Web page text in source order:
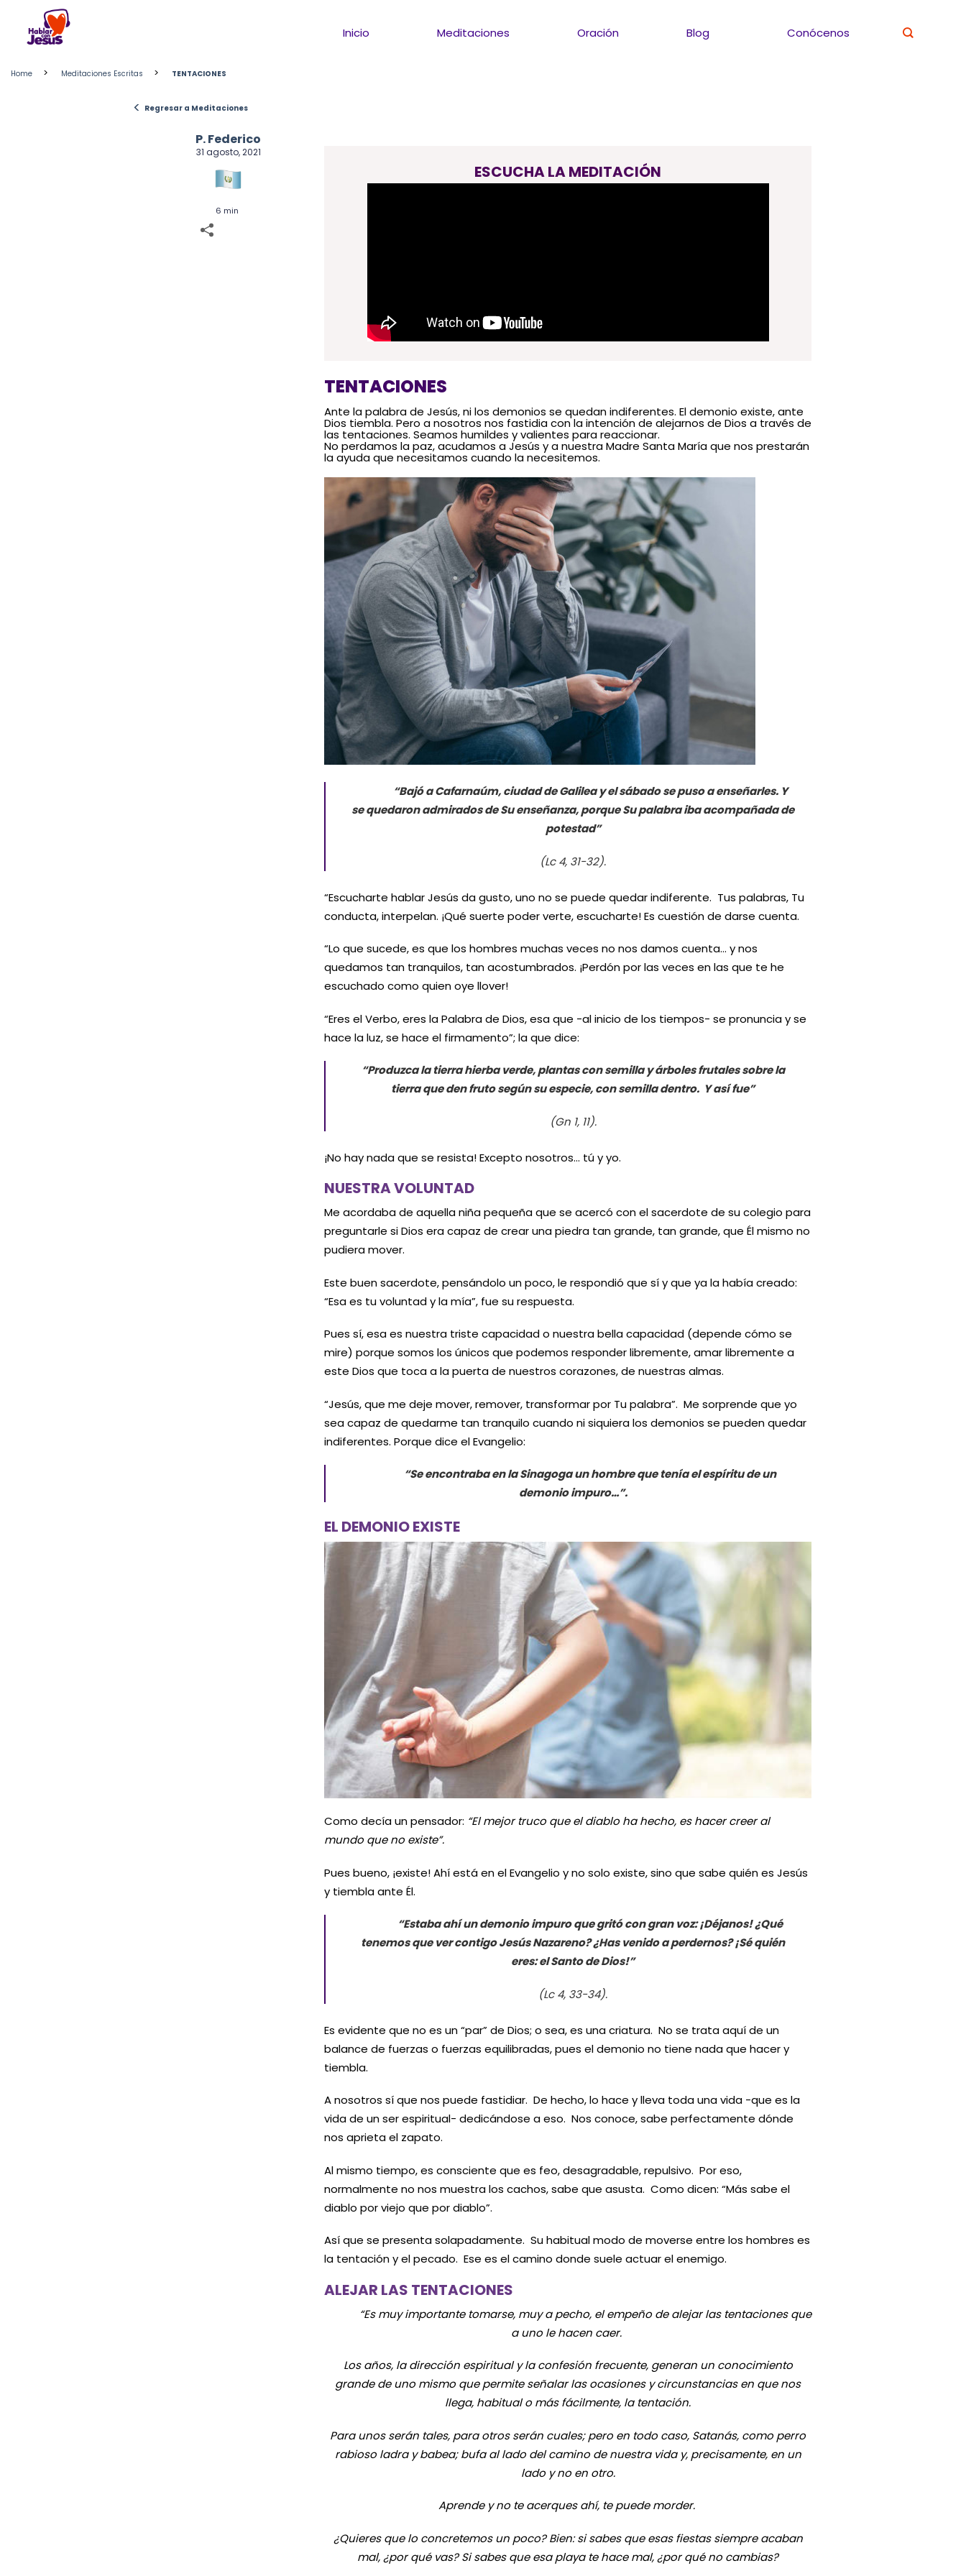
content
Inicio Meditaciones Oración Blog Conócenos
Home > Meditaciones Escritas > TENTACIONES
< Regresar a Meditaciones
P. Federico
31 agosto, 2021
6 min
ESCUCHA LA MEDITACIÓN
TENTACIONES
Ante la palabra de Jesús, ni los demonios se quedan indiferentes. El demonio existe, ante
Dios tiembla. Pero a nosotros nos fastidia con la intención de alejarnos de Dios a través de
las tentaciones. Seamos humildes y valientes para reaccionar.
No perdamos la paz, acudamos a Jesús y a nuestra Madre Santa María que nos prestarán
la ayuda que necesitamos cuando la necesitemos.
“Bajó a Cafarnaúm, ciudad de Galilea y el sábado se puso a enseñarles. Y
se quedaron admirados de Su enseñanza, porque Su palabra iba acompañada de
potestad”
(Lc 4, 31-32).
“Escucharte hablar Jesús da gusto, uno no se puede quedar indiferente. Tus palabras, Tu
conducta, interpelan. ¡Qué suerte poder verte, escucharte! Es cuestión de darse cuenta.
“Lo que sucede, es que los hombres muchas veces no nos damos cuenta… y nos
quedamos tan tranquilos, tan acostumbrados. ¡Perdón por las veces en las que te he
escuchado como quien oye llover!
“Eres el Verbo, eres la Palabra de Dios, esa que -al inicio de los tiempos- se pronuncia y se
hace la luz, se hace el firmamento”; la que dice:
“Produzca la tierra hierba verde, plantas con semilla y árboles frutales sobre la
tierra que den fruto según su especie, con semilla dentro. Y así fue”
(Gn 1, 11).
¡No hay nada que se resista! Excepto nosotros… tú y yo.
NUESTRA VOLUNTAD
Me acordaba de aquella niña pequeña que se acercó con el sacerdote de su colegio para
preguntarle si Dios era capaz de crear una piedra tan grande, tan grande, que Él mismo no
pudiera mover.
Este buen sacerdote, pensándolo un poco, le respondió que sí y que ya la había creado:
“Esa es tu voluntad y la mía”, fue su respuesta.
Pues sí, esa es nuestra triste capacidad o nuestra bella capacidad (depende cómo se
mire) porque somos los únicos que podemos responder libremente, amar libremente a
este Dios que toca a la puerta de nuestros corazones, de nuestras almas.
“Jesús, que me deje mover, remover, transformar por Tu palabra”. Me sorprende que yo
sea capaz de quedarme tan tranquilo cuando ni siquiera los demonios se pueden quedar
indiferentes. Porque dice el Evangelio:
“Se encontraba en la Sinagoga un hombre que tenía el espíritu de un
demonio impuro…”.
EL DEMONIO EXISTE
Como decía un pensador: “El mejor truco que el diablo ha hecho, es hacer creer al
mundo que no existe”.
Pues bueno, ¡existe! Ahí está en el Evangelio y no solo existe, sino que sabe quién es Jesús
y tiembla ante Él.
“Estaba ahí un demonio impuro que gritó con gran voz: ¡Déjanos! ¿Qué
tenemos que ver contigo Jesús Nazareno? ¿Has venido a perdernos? ¡Sé quién
eres: el Santo de Dios!”
(Lc 4, 33-34).
Es evidente que no es un “par” de Dios; o sea, es una criatura. No se trata aquí de un
balance de fuerzas o fuerzas equilibradas, pues el demonio no tiene nada que hacer y
tiembla.
A nosotros sí que nos puede fastidiar. De hecho, lo hace y lleva toda una vida -que es la
vida de un ser espiritual- dedicándose a eso. Nos conoce, sabe perfectamente dónde
nos aprieta el zapato.
Al mismo tiempo, es consciente que es feo, desagradable, repulsivo. Por eso,
normalmente no nos muestra los cachos, sabe que asusta. Como dicen: “Más sabe el
diablo por viejo que por diablo”.
Así que se presenta solapadamente. Su habitual modo de moverse entre los hombres es
la tentación y el pecado. Ese es el camino donde suele actuar el enemigo.
ALEJAR LAS TENTACIONES
“Es muy importante tomarse, muy a pecho, el empeño de alejar las tentaciones que
a uno le hacen caer.
Los años, la dirección espiritual y la confesión frecuente, generan un conocimiento
grande de uno mismo que permite señalar las ocasiones y circunstancias en que nos
llega, habitual o más fácilmente, la tentación.
Para unos serán tales, para otros serán cuales; pero en todo caso, Satanás, como perro
rabioso ladra y babea; bufa al lado del camino de nuestra vida y, precisamente, en un
lado y no en otro.
Aprende y no te acerques ahí, te puede morder.
¿Quieres que lo concretemos un poco? Bien: si sabes que esas fiestas siempre acaban
mal, ¿por qué vas? Si sabes que esa playa te hace mal, ¿por qué no cambias?